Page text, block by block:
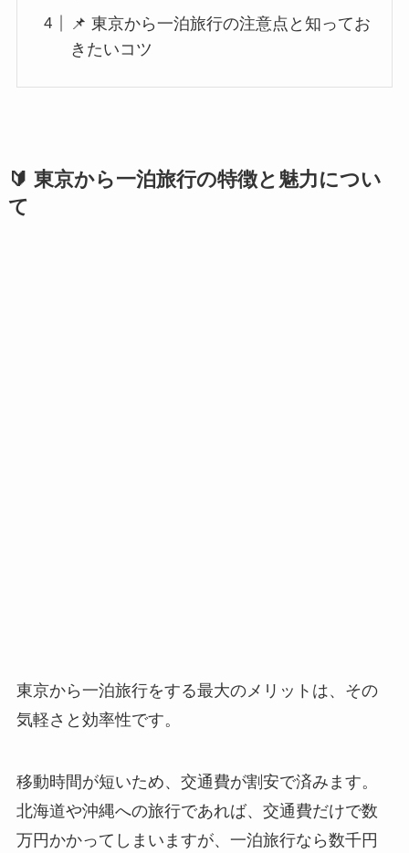
📌 東京から一泊旅行の注意点と知ってお
きたいコツ
🔰 東京から一泊旅行の特徴と魅力につい
て
東京から一泊旅行をする最大のメリットは、その
気軽さと効率性です。
移動時間が短いため、交通費が割安で済みます。
北海道や沖縄への旅行であれば、交通費だけで数
万円かかってしまいますが、一泊旅行なら数千円